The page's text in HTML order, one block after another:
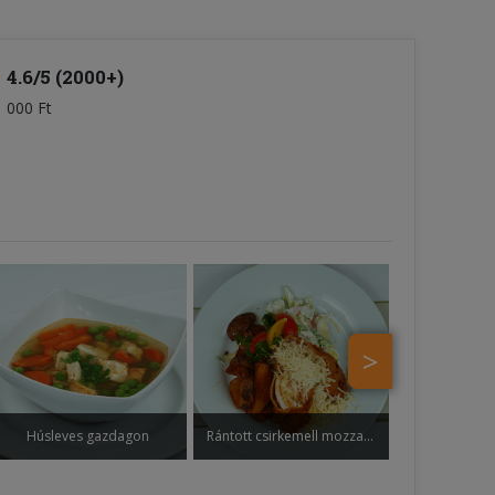
4.6/5 (2000+)
000 Ft
>
Húsleves gazdagon Rántott csirkemell mozzarella sajttal és pármai sonkával töltve